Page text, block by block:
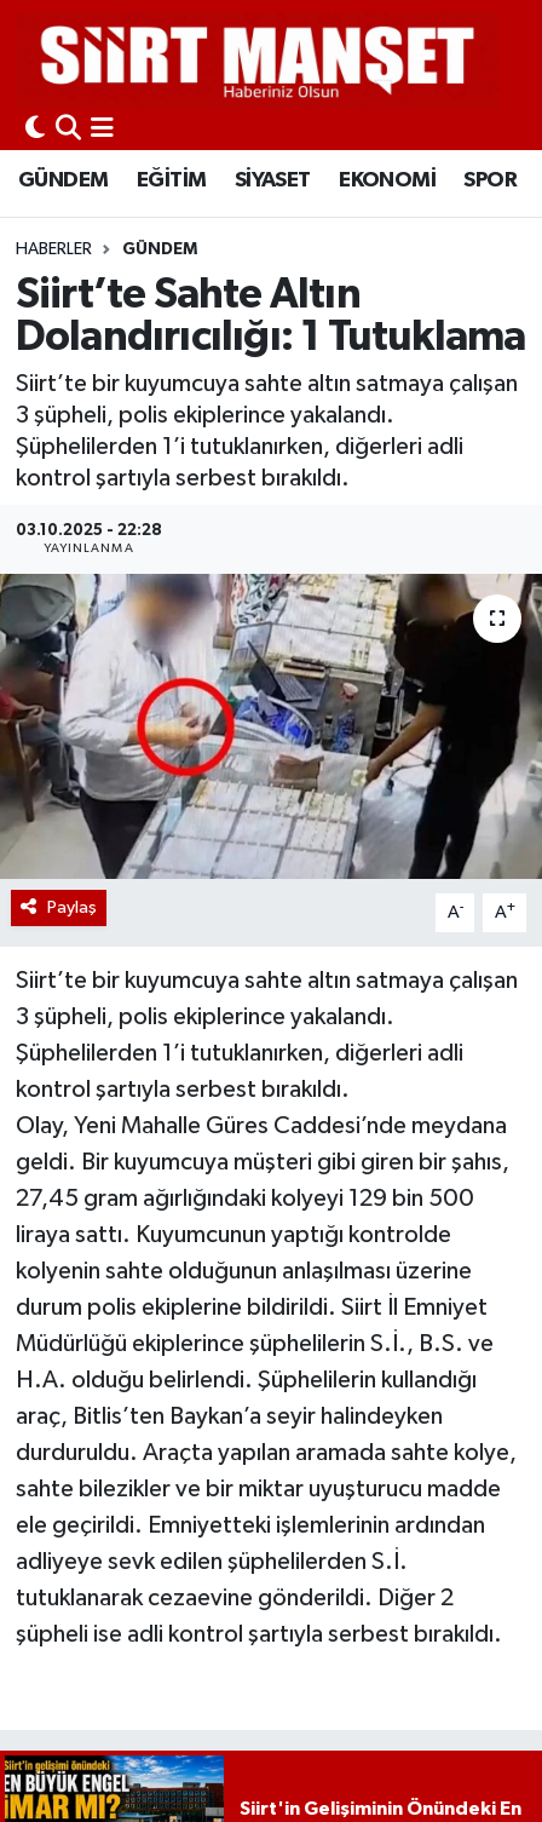
GÜNDEM EĞİTİM SİYASET EKONOMİ SPOR
HABERLER GÜNDEM
Siirt’te Sahte Altın
Dolandırıcılığı: 1 Tutuklama
Siirt’te bir kuyumcuya sahte altın satmaya çalışan
3 şüpheli, polis ekiplerince yakalandı.
Şüphelilerden 1’i tutuklanırken, diğerleri adli
kontrol şartıyla serbest bırakıldı.
03.10.2025 - 22:28
YAYINLANMA
Paylaş A- A+
Siirt’te bir kuyumcuya sahte altın satmaya çalışan
3 şüpheli, polis ekiplerince yakalandı.
Şüphelilerden 1’i tutuklanırken, diğerleri adli
kontrol şartıyla serbest bırakıldı.
Olay, Yeni Mahalle Güres Caddesi’nde meydana
geldi. Bir kuyumcuya müşteri gibi giren bir şahıs,
27,45 gram ağırlığındaki kolyeyi 129 bin 500
liraya sattı. Kuyumcunun yaptığı kontrolde
kolyenin sahte olduğunun anlaşılması üzerine
durum polis ekiplerine bildirildi. Siirt İl Emniyet
Müdürlüğü ekiplerince şüphelilerin S.İ., B.S. ve
H.A. olduğu belirlendi. Şüphelilerin kullandığı
araç, Bitlis’ten Baykan’a seyir halindeyken
durduruldu. Araçta yapılan aramada sahte kolye,
sahte bilezikler ve bir miktar uyuşturucu madde
ele geçirildi. Emniyetteki işlemlerinin ardından
adliyeye sevk edilen şüphelilerden S.İ.
tutuklanarak cezaevine gönderildi. Diğer 2
şüpheli ise adli kontrol şartıyla serbest bırakıldı.
Siirt'in Gelişiminin Önündeki En
GÜNDEM
EĞİTİM
SİYASET
EKONOMİ
SPOR
SAĞLIK-YAŞAM
Siirt Nöbetçi Eczaneler
Siirt Hava Durumu
Siirt Namaz Vakitleri
Siirt Trafik Yoğunluk Haritası
Süper Lig Puan Durumu ve Fikstür
Tüm Manşetler
Haber Arşivi